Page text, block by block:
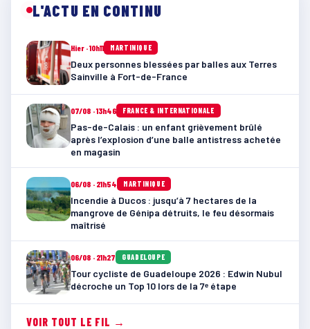
L'ACTU EN CONTINU
Hier · 10h11 MARTINIQUE
Deux personnes blessées par balles aux Terres
Sainville à Fort-de-France
07/08 · 13h46 FRANCE & INTERNATIONALE
Pas-de-Calais : un enfant grièvement brûlé
après l’explosion d’une balle antistress achetée
en magasin
06/08 · 21h54 MARTINIQUE
Incendie à Ducos : jusqu’à 7 hectares de la
mangrove de Génipa détruits, le feu désormais
maîtrisé
06/08 · 21h27 GUADELOUPE
Tour cycliste de Guadeloupe 2026 : Edwin Nubul
décroche un Top 10 lors de la 7ᵉ étape
VOIR TOUT LE FIL →